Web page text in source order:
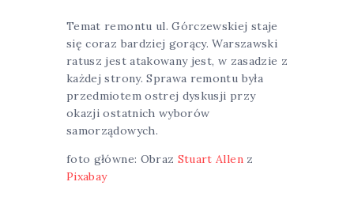
Temat remontu ul. Górczewskiej staje
się coraz bardziej gorący. Warszawski
ratusz jest atakowany jest, w zasadzie z
każdej strony. Sprawa remontu była
przedmiotem ostrej dyskusji przy
okazji ostatnich wyborów
samorządowych.
foto główne: Obraz Stuart Allenz
Pixabay